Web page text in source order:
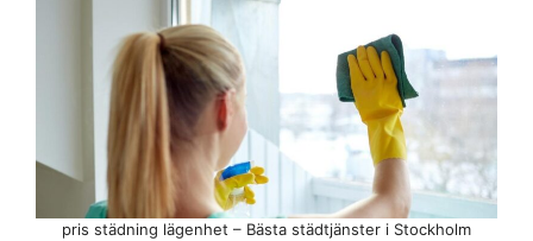
pris städning lägenhet – Bästa städtjänster i Stockholm